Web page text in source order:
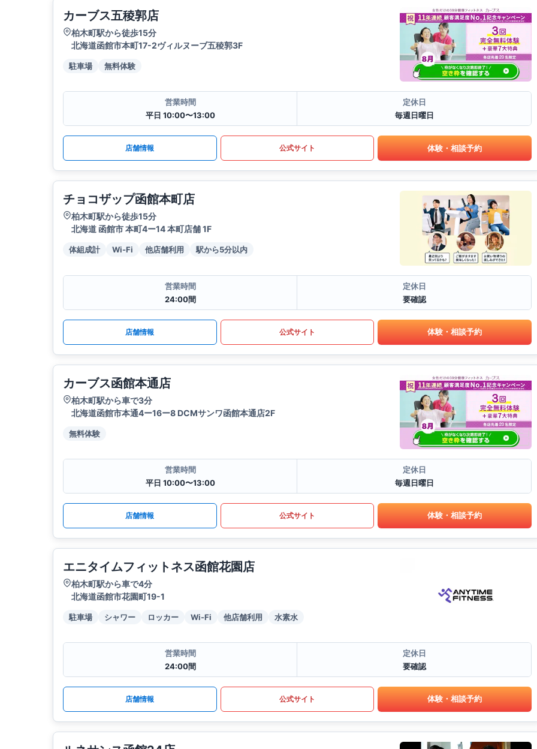
カーブス五稜郭店
柏木町駅から徒歩15分
北海道函館市本町17-2ヴィルヌーブ五稜郭3F
駐車場 無料体験
営業時間
平日 10:00〜13:00
定休日
毎週日曜日
店舗情報 公式サイト 体験・相談予約
チョコザップ函館本町店
柏木町駅から徒歩15分
北海道 函館市 本町4ー14 本町店舗 1F
体組成計 Wi-Fi 他店舗利用 駅から5分以内
営業時間
24:00間
定休日
要確認
店舗情報 公式サイト 体験・相談予約
カーブス函館本通店
柏木町駅から車で3分
北海道函館市本通4ー16ー8 DCMサンワ函館本通店2F
無料体験
営業時間
平日 10:00〜13:00
定休日
毎週日曜日
店舗情報 公式サイト 体験・相談予約
エニタイムフィットネス函館花園店
柏木町駅から車で4分
北海道函館市花園町19-1
駐車場 シャワー ロッカー Wi-Fi 他店舗利用 水素水
営業時間
24:00間
定休日
要確認
店舗情報 公式サイト 体験・相談予約